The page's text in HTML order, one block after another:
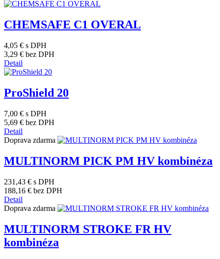
CHEMSAFE C1 OVERAL
4,05 € s DPH
3,29 € bez DPH
Detail
ProShield 20
7,00 € s DPH
5,69 € bez DPH
Detail
Doprava zdarma
MULTINORM PICK PM HV kombinéza
231,43 € s DPH
188,16 € bez DPH
Detail
Doprava zdarma
MULTINORM STROKE FR HV
kombinéza